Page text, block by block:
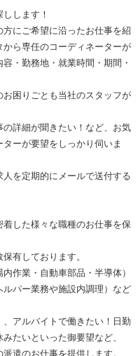
します！
方にご希望に沿ったお仕事を紹
ら専任のコーディネーターが
・勤務地・就業時間・期間・
お困りごとも当社のスタッフが
の詳細が聞きたい！など、お気
ーが要望をしっかり伺いま
人を定期的にメールで送付する
した様々な職種のお仕事を保
有しております。
作業・自動車部品・半導体）
パー業務や施設内調理）など
アルバイトで働きたい！日勤
たいといった御要望など、
遣のお仕事を提供します。